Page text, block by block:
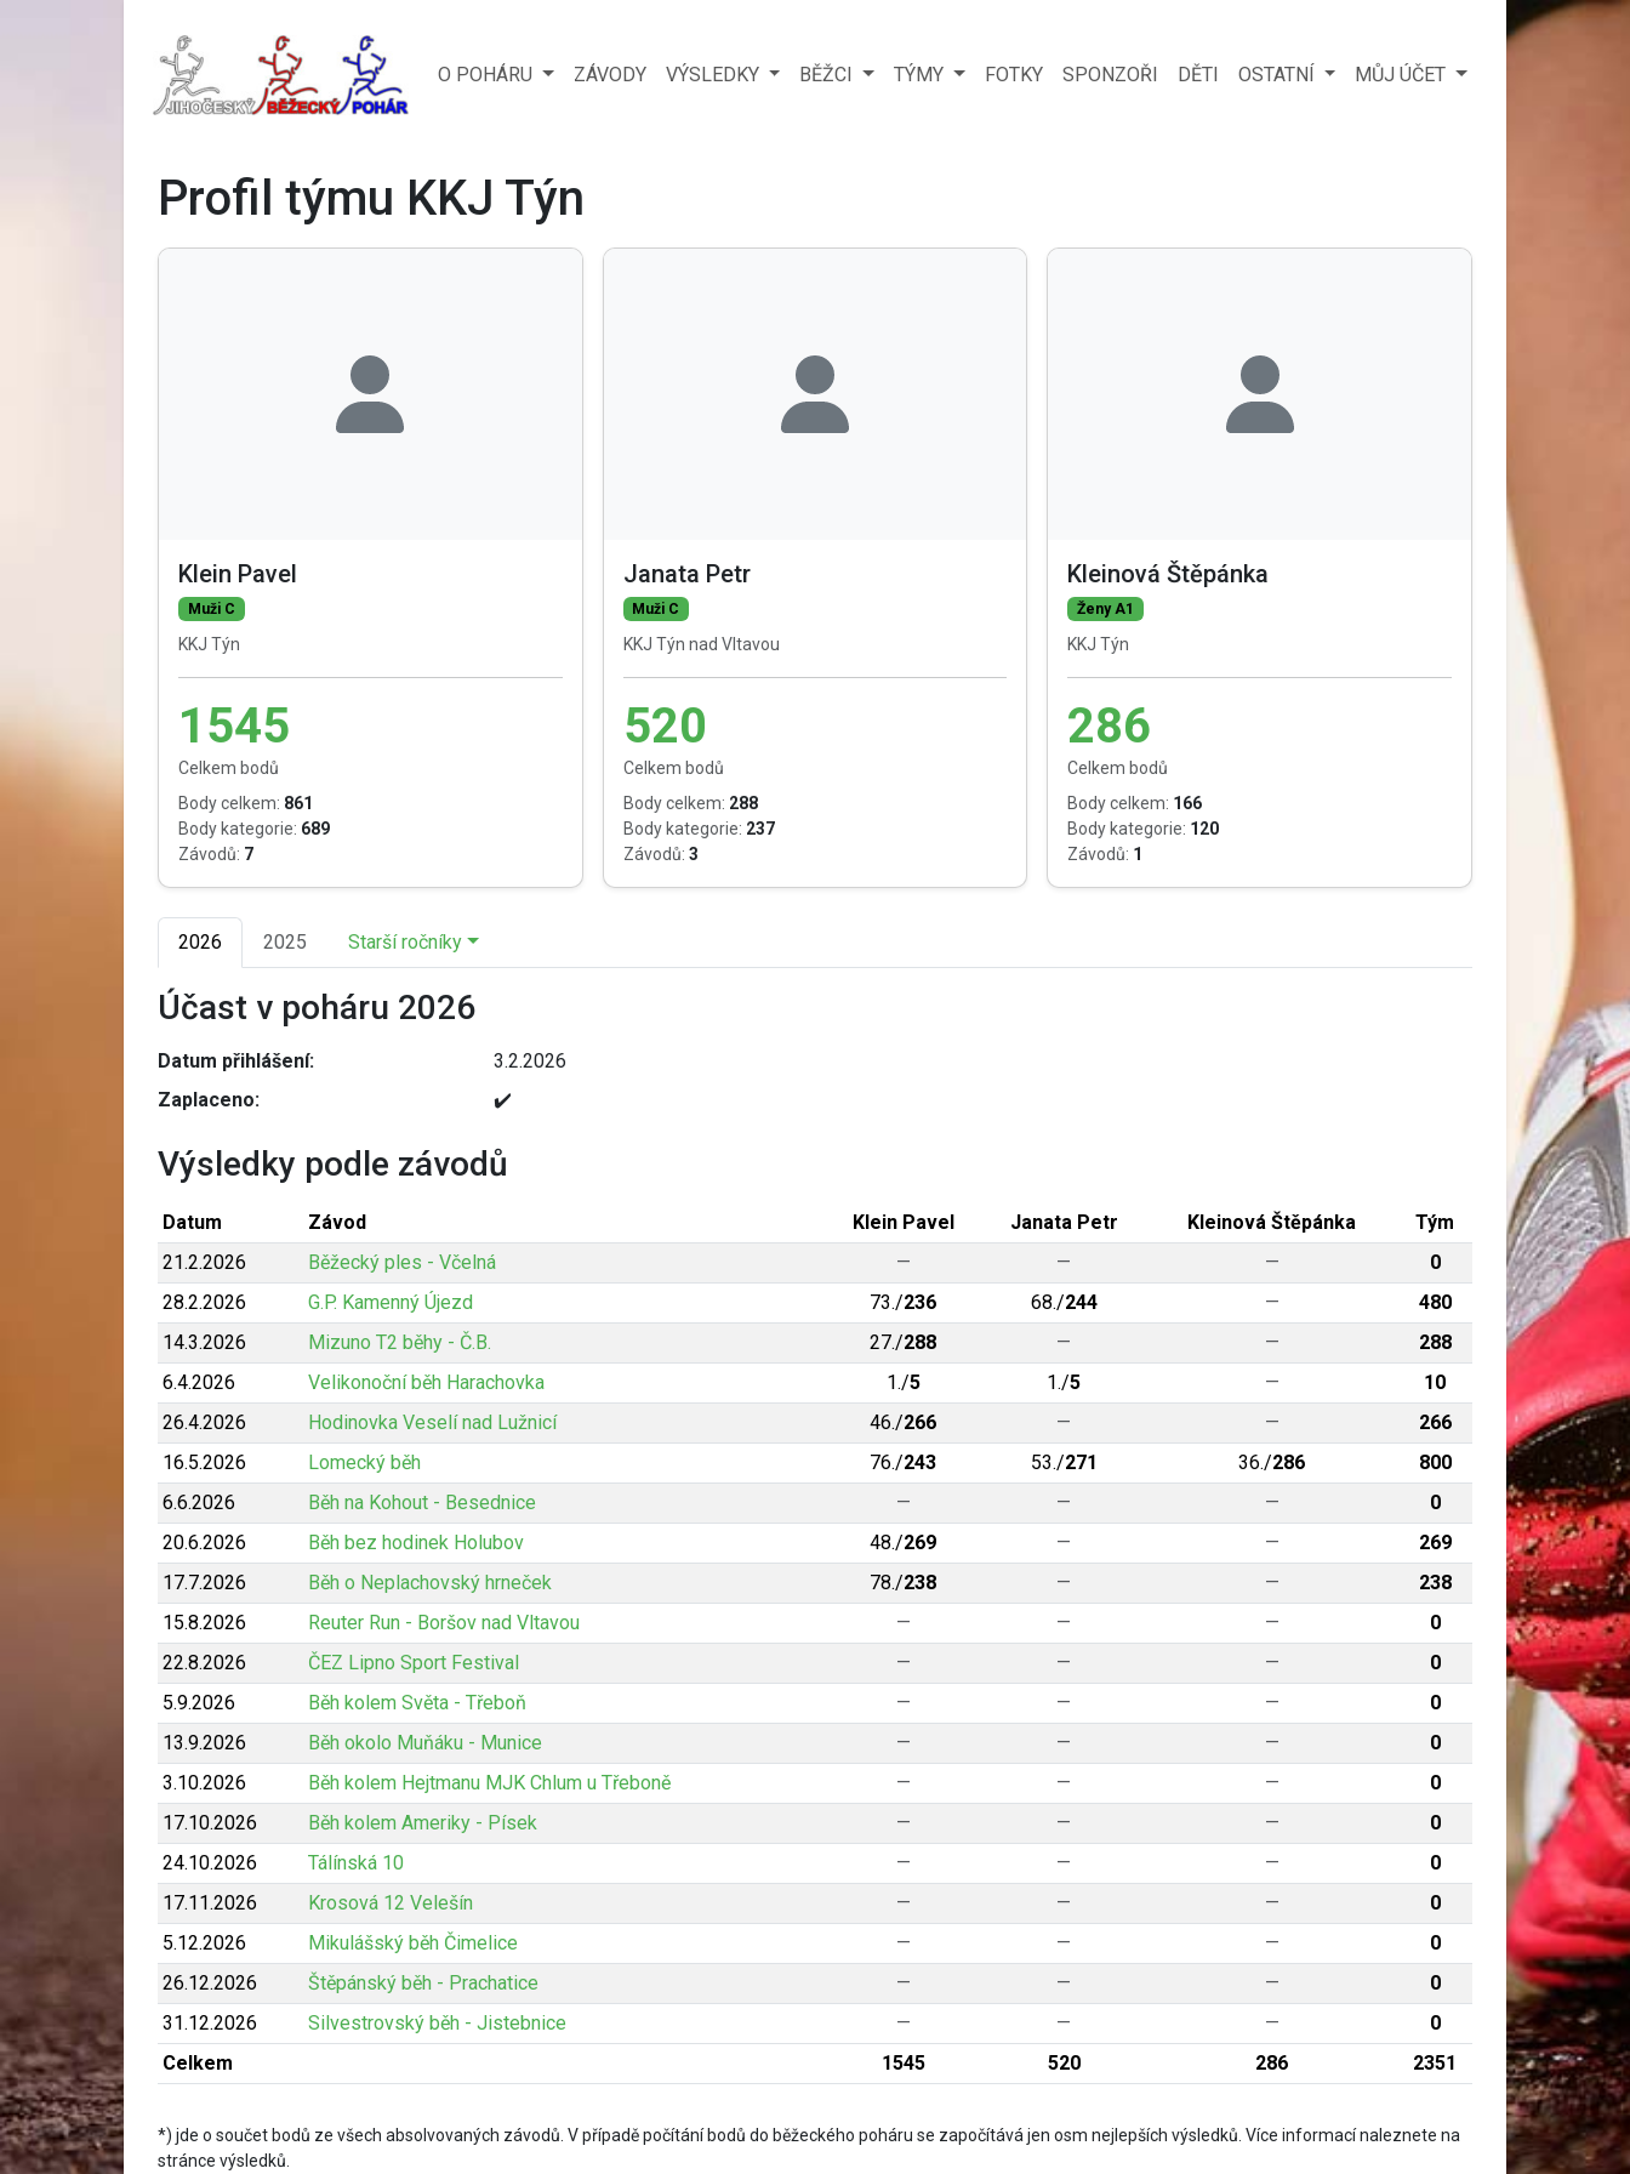
O POHÁRU ZÁVODY VÝSLEDKY BĚŽCI TÝMY FOTKY SPONZOŘI DĚTI OSTATNÍ MŮJ ÚČET
Profil týmu KKJ Týn
Klein Pavel
Muži C
KKJ Týn
1545
Celkem bodů
Body celkem: 861
Body kategorie: 689
Závodů: 7
Janata Petr
Muži C
KKJ Týn nad Vltavou
520
Celkem bodů
Body celkem: 288
Body kategorie: 237
Závodů: 3
Kleinová Štěpánka
Ženy A1
KKJ Týn
286
Celkem bodů
Body celkem: 166
Body kategorie: 120
Závodů: 1
2026 2025 Starší ročníky
Účast v poháru 2026
Datum přihlášení:
3.2.2026
Zaplaceno:
✔️
Výsledky podle závodů
Datum Závod Klein Pavel Janata Petr Kleinová Štěpánka
Tým
21.2.2026
Běžecký ples - Včelná — — —
0
28.2.2026
G.P. Kamenný Újezd 73./236 68./244 —
480
14.3.2026
Mizuno T2 běhy - Č.B. 27./288 — —
288
6.4.2026
Velikonoční běh Harachovka 1./5 1./5 —
10
26.4.2026
Hodinovka Veselí nad Lužnicí 46./266 — —
266
16.5.2026
Lomecký běh 76./243 53./271 36./286
800
6.6.2026
Běh na Kohout - Besednice — — —
0
20.6.2026
Běh bez hodinek Holubov 48./269 — —
269
17.7.2026
Běh o Neplachovský hrneček 78./238 — —
238
15.8.2026
Reuter Run - Boršov nad Vltavou — — —
0
22.8.2026
ČEZ Lipno Sport Festival — — —
0
5.9.2026
Běh kolem Světa - Třeboň — — —
0
13.9.2026
Běh okolo Muňáku - Munice — — —
0
3.10.2026
Běh kolem Hejtmanu MJK Chlum u Třeboně — — —
0
17.10.2026
Běh kolem Ameriky - Písek — — —
0
24.10.2026
Tálínská 10 — — —
0
17.11.2026
Krosová 12 Velešín — — —
0
5.12.2026
Mikulášský běh Čimelice — — —
0
26.12.2026
Štěpánský běh - Prachatice — — —
0
31.12.2026
Silvestrovský běh - Jistebnice — — —
0
Celkem
1545 520 286 2351
*) jde o součet bodů ze všech absolvovaných závodů. V případě počítání bodů do běžeckého poháru se započítává jen osm nejlepších výsledků. Více informací naleznete na
stránce výsledků.